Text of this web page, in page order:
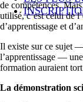
de compétences.
utilisé, c’est celui de
d’apprentissage et
Il existe sur ce sujet
l’apprentissage —
formation auraient
La démonstration